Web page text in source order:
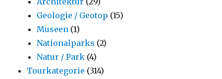
Geologie / Geotop (15)
Museen (1)
Nationalparks (2)
Natur / Park (4)
Tourkategorie (314)